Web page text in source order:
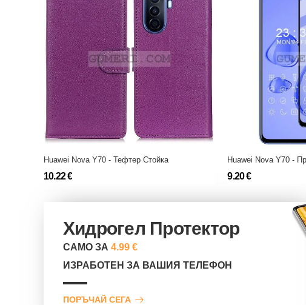
Huawei Nova Y70 - Тефтер Стойка
10.22 €
Huawei Nova Y70 -
9.20 €
Хидрогел Протектор
САМО ЗА 4.99 €
ИЗРАБОТЕН ЗА ВАШИЯ ТЕЛЕФОН
ПОРЪЧАЙ СЕГА